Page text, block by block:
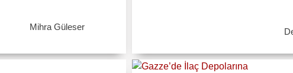
Mihra Güleser